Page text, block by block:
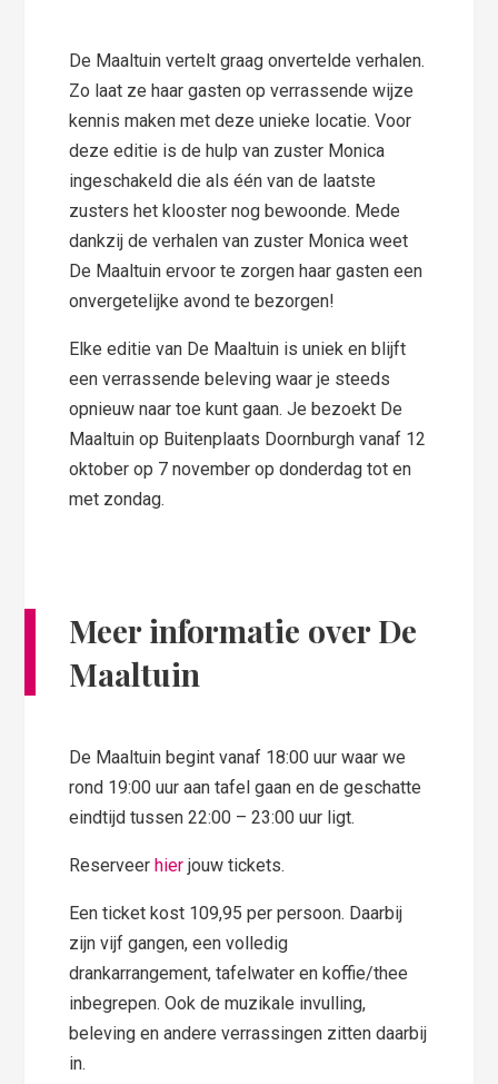
De Maaltuin vertelt graag onvertelde verhalen.
Zo laat ze haar gasten op verrassende wijze
kennis maken met deze unieke locatie. Voor
deze editie is de hulp van zuster Monica
ingeschakeld die als één van de laatste
zusters het klooster nog bewoonde. Mede
dankzij de verhalen van zuster Monica weet
De Maaltuin ervoor te zorgen haar gasten een
onvergetelijke avond te bezorgen!
Elke editie van De Maaltuin is uniek en blijft
een verrassende beleving waar je steeds
opnieuw naar toe kunt gaan. Je bezoekt De
Maaltuin op Buitenplaats Doornburgh vanaf 12
oktober op 7 november op donderdag tot en
met zondag.
Meer informatie over De
Maaltuin
De Maaltuin begint vanaf 18:00 uur waar we
rond 19:00 uur aan tafel gaan en de geschatte
eindtijd tussen 22:00 – 23:00 uur ligt.
Reserveer hier jouw tickets.
Een ticket kost 109,95 per persoon. Daarbij
zijn vijf gangen, een volledig
drankarrangement, tafelwater en koffie/thee
inbegrepen. Ook de muzikale invulling,
beleving en andere verrassingen zitten daarbij
in.